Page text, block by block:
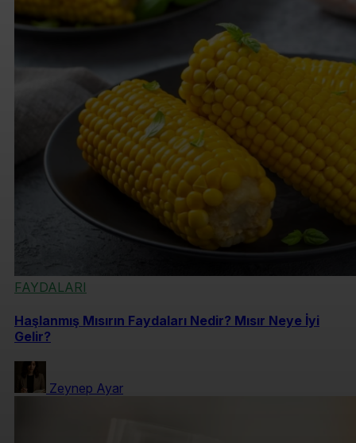
FAYDALARI
Haşlanmış Mısırın Faydaları Nedir? Mısır Neye İyi
Gelir?
Zeynep Ayar